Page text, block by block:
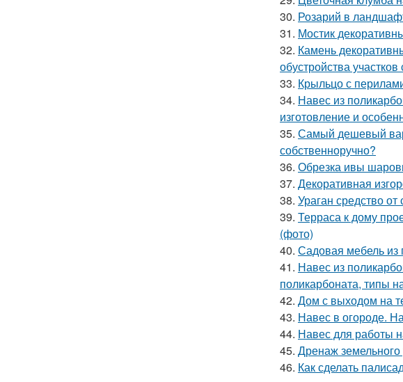
30. Розарий в
31. Мостик
32. Камень
обустройства
33. Крыльцо с
34. Навес из
изготовление и
35. Самый дешевый
собственноручно?
36. Обрезка ивы
37. Декоративная
38. Ураган средство
39. Терраса к дому
(фото)
40. Садовая мебель из
41. Навес из
поликарбоната, типы
42. Дом с выходом на
43. Навес в огороде.
44. Навес для работы
45. Дренаж
46. Как сделать